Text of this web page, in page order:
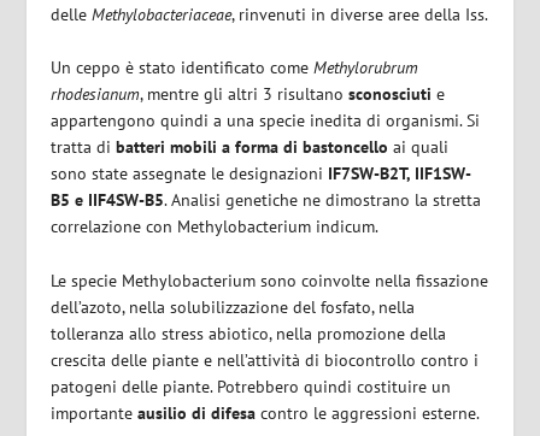
delleMethylobacteriaceae, rinvenuti in diverse aree della Iss.
Un ceppo è stato identificato comeMethylorubrum
rhodesianum, mentre gli altri 3 risultanosconosciuti e
appartengono quindi a una specie inedita di organismi. Si
tratta dibatteri mobili a forma di bastoncello ai quali
sono state assegnate le designazioni IF7SW-B2T, IIF1SW-
B5 e IIF4SW-B5. Analisi genetiche ne dimostrano la stretta
correlazione con Methylobacterium indicum.
Le specie Methylobacterium sono coinvolte nella fissazione
dell’azoto, nella solubilizzazione del fosfato, nella
tolleranza allo stress abiotico, nella promozione della
crescita delle piante e nell’attività di biocontrollo contro i
patogeni delle piante. Potrebbero quindi costituire un
importanteausilio di difesa contro le aggressioni esterne.